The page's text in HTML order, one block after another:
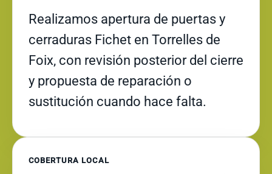
Realizamos apertura de puertas y
cerraduras Fichet en Torrelles de
Foix, con revisión posterior del cierre
y propuesta de reparación o
sustitución cuando hace falta.
COBERTURA LOCAL